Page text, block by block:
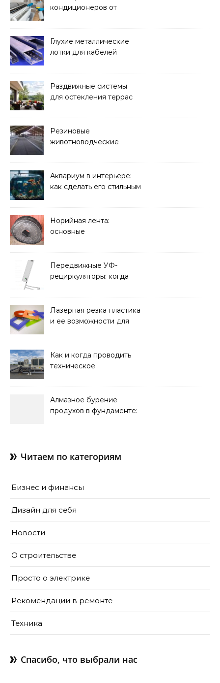
кондиционеров от
Глухие металлические
лотки для кабелей
Раздвижные системы
для остекления террас
Резиновые
животноводческие
решать
Аквариум в интерьере:
как сделать его стильным
Норийная лента:
основные
и советы по выбору
Передвижные УФ-
рециркуляторы: когда
Лазерная резка пластика
и ее возможности для
Как и когда проводить
техническое
Алмазное бурение
продухов в фундаменте:
Читаем по категориям
Бизнес и финансы
Дизайн для себя
Новости
О строительстве
Просто о электрике
Рекомендации в ремонте
Техника
Спасибо, что выбрали нас